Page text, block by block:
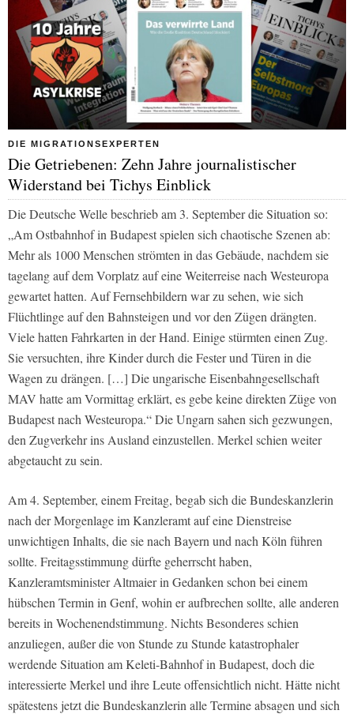
DIE MIGRATIONSEXPERTEN
Die Getriebenen: Zehn Jahre journalistischer
Widerstand bei Tichys Einblick
Die Deutsche Welle beschrieb am 3. September die Situation so:
„Am Ostbahnhof in Budapest spielen sich chaotische Szenen ab:
Mehr als 1000 Menschen strömten in das Gebäude, nachdem sie
tagelang auf dem Vorplatz auf eine Weiterreise nach Westeuropa
gewartet hatten. Auf Fernsehbildern war zu sehen, wie sich
Flüchtlinge auf den Bahnsteigen und vor den Zügen drängten.
Viele hatten Fahrkarten in der Hand. Einige stürmten einen Zug.
Sie versuchten, ihre Kinder durch die Fester und Türen in die
Wagen zu drängen. […] Die ungarische Eisenbahngesellschaft
MAV hatte am Vormittag erklärt, es gebe keine direkten Züge von
Budapest nach Westeuropa.“ Die Ungarn sahen sich gezwungen,
den Zugverkehr ins Ausland einzustellen. Merkel schien weiter
abgetaucht zu sein.
Am 4. September, einem Freitag, begab sich die Bundeskanzlerin
nach der Morgenlage im Kanzleramt auf eine Dienstreise
unwichtigen Inhalts, die sie nach Bayern und nach Köln führen
sollte. Freitagsstimmung dürfte geherrscht haben,
Kanzleramtsminister Altmaier in Gedanken schon bei einem
hübschen Termin in Genf, wohin er aufbrechen sollte, alle anderen
bereits in Wochenendstimmung. Nichts Besonderes schien
anzuliegen, außer die von Stunde zu Stunde katastrophaler
werdende Situation am Keleti-Bahnhof in Budapest, doch die
interessierte Merkel und ihre Leute offensichtlich nicht. Hätte nicht
spätestens jetzt die Bundeskanzlerin alle Termine absagen und sich